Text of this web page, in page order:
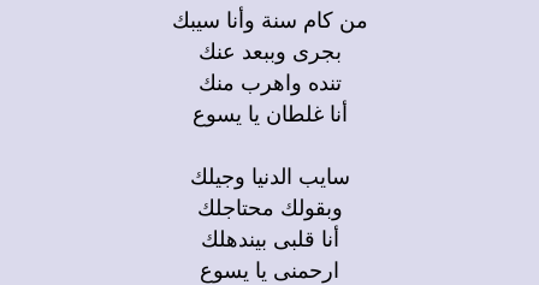
من كام سنة وأنا سيبك
بجرى وببعد عنك
تنده واهرب منك
أنا غلطان يا يسوع
سايب الدنيا وجيلك
وبقولك محتاجلك
أنا قلبى بيندهلك
ارحمنى يا يسوع